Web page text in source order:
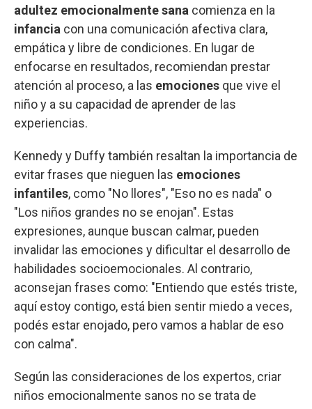
adultez emocionalmente sana comienza en la
infancia con una comunicación afectiva clara,
empática y libre de condiciones. En lugar de
enfocarse en resultados, recomiendan prestar
atención al proceso, a las emociones que vive el
niño y a su capacidad de aprender de las
experiencias.
Kennedy y Duffy también resaltan la importancia de
evitar frases que nieguen las emociones
infantiles, como "No llores", "Eso no es nada" o
"Los niños grandes no se enojan". Estas
expresiones, aunque buscan calmar, pueden
invalidar las emociones y dificultar el desarrollo de
habilidades socioemocionales. Al contrario,
aconsejan frases como: "Entiendo que estés triste,
aquí estoy contigo, está bien sentir miedo a veces,
podés estar enojado, pero vamos a hablar de eso
con calma".
Según las consideraciones de los expertos, criar
niños emocionalmente sanos no se trata de